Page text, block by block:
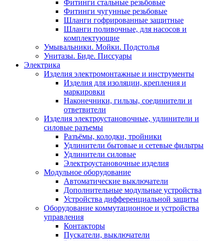
Фитинги стальные резьбовые
Фитинги чугунные резьбовые
Шланги гофрированные защитные
Шланги поливочные, для насосов и
комплектующие
Умывальники. Мойки. Подстолья
Унитазы. Биде. Писсуары
Электрика
Изделия электромонтажные и инструменты
Изделия для изоляции, крепления и
маркировки
Наконечники, гильзы, соединители и
ответвители
Изделия электроустановочные, удлинители и
силовые разъемы
Разъёмы, колодки, тройники
Удлинители бытовые и сетевые фильтры
Удлинители силовые
Электроустановочные изделия
Модульное оборудование
Автоматические выключатели
Дополнительные модульные устройства
Устройства дифференциальной защиты
Оборудование коммутационное и устройства
управления
Контакторы
Пускатели, выключатели